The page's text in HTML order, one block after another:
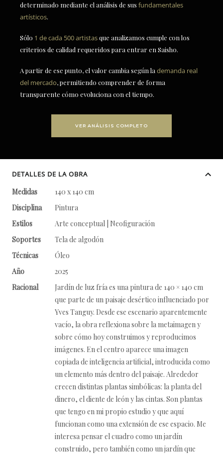
determinado mediante el análisis de sus fundamentales
artísticos.
Sólo 1 de cada 500 artistasque analizamos cumple con los
criterios de calidad requeridos para entrar en Saisho.
A partir de ese punto, el valor cambia según la demanda real
del mercado, permitiendo comprender de forma
transparente cómo evoluciona con el tiempo.
VER ANÁLISIS COMPLETO
DETALLES DE LA OBRA
Medidas
140 x 140 cm
Disciplina
Pintura
Estilos
Arte conceptual | Neofiguración
Soportes
Tela de algodón
Técnicas
Óleo
Año
2025
Racional
Jardín de luz fría es una pintura de 140 × 140 cm
que parte de un paisaje desértico influenciado por
Yves Tanguy. Desde ese escenario aparentemente
vacío, la obra reflexiona sobre la metaimagen y
sobre cómo hoy construimos y reproducimos
imágenes. En el centro aparece una imagen
copiada de inteligencia artificial, introducida como
un elemento más dentro del paisaje. Alrededor
crecen distintas plantas simbólicas: la planta del
dinero, el diente de león y las cintas. Son plantas
que tengo en mi propio estudio y que aquí
funcionan como una extensión de ese espacio. Me
interesa pensar el cuadro como un jardín
construido, pero también como un jardín que